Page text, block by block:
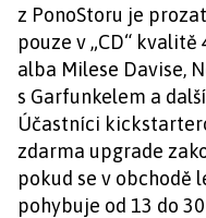
z PonoStoru je
pouze v „CD“
alba Milese Davise,
s Garfunkelem a
Účastníci
zdarma upgrade
pokud se v obchodě
pohybuje od 13 do